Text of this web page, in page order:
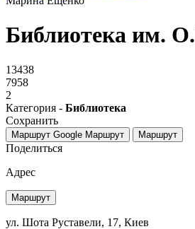
Библиотека им.
13438
7958
2
Категория - Библиотека
Сохранить
Маршрут Google Маршрут Маршрут
Поделиться
Адрес
Маршрут
ул. Шота Руставели, 17, Киев